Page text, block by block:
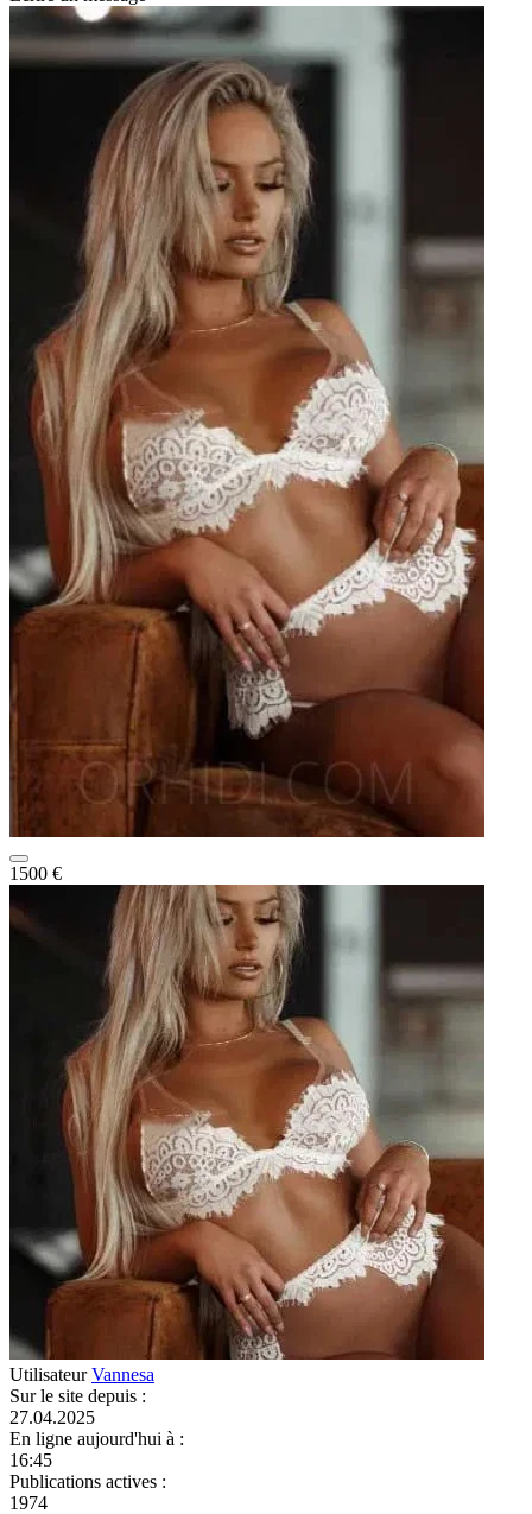
1500 €
UtilisateurVannesa
Sur le site depuis :
27.04.2025
En ligne aujourd'hui à :
16:45
Publications actives :
1974